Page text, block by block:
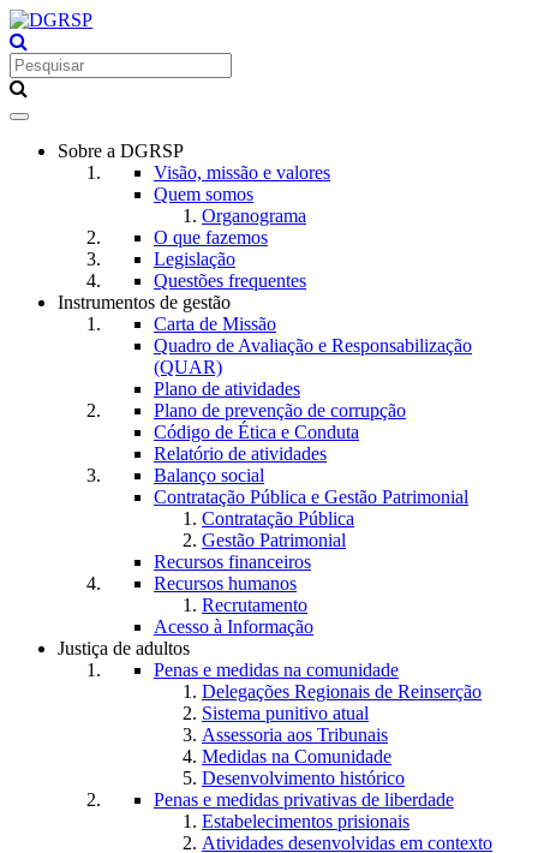
Toggle
navigationSobre a DGRSP
Visão, missão e valores
Quem somos
Organograma
O que fazemos
Legislação
Questões frequentes
Instrumentos de gestão
Carta de Missão
Quadro de Avaliação e Responsabilização
(QUAR)
Plano de atividades
Plano de prevenção de corrupção
Código de Ética e Conduta
Relatório de atividades
Balanço social
Contratação Pública e Gestão Patrimonial
Contratação Pública
Gestão Patrimonial
Recursos financeiros
Recursos humanos
Recrutamento
Acesso à Informação
Justiça de adultos
Penas e medidas na comunidade
Delegações Regionais de Reinserção
Sistema punitivo atual
Assessoria aos Tribunais
Medidas na Comunidade
Desenvolvimento histórico
Penas e medidas privativas de liberdade
Estabelecimentos prisionais
Atividades desenvolvidas em contexto